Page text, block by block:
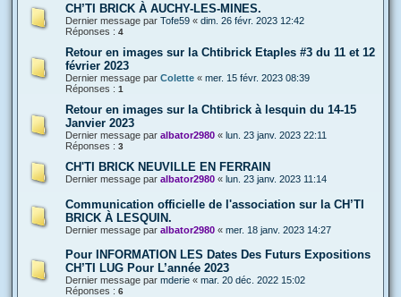
CH’TI BRICK À AUCHY-LES-MINES.
Dernier message par Tofe59 « dim. 26 févr. 2023 12:42
Réponses : 4
Retour en images sur la Chtibrick Etaples #3 du 11 et 12
février 2023
Dernier message par Colette « mer. 15 févr. 2023 08:39
Réponses : 1
Retour en images sur la Chtibrick à lesquin du 14-15
Janvier 2023
Dernier message par albator2980 « lun. 23 janv. 2023 22:11
Réponses : 3
CH'TI BRICK NEUVILLE EN FERRAIN
Dernier message par albator2980 « lun. 23 janv. 2023 11:14
Communication officielle de l'association sur la CH’TI
BRICK À LESQUIN.
Dernier message par albator2980 « mer. 18 janv. 2023 14:27
Pour INFORMATION LES Dates Des Futurs Expositions
CH’TI LUG Pour L’année 2023
Dernier message par mderie « mar. 20 déc. 2022 15:02
Réponses : 6